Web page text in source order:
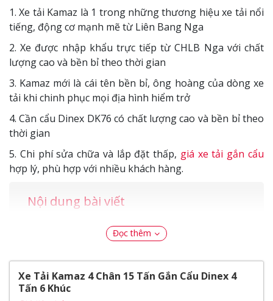
1. Xe tải Kamaz là 1 trong những thương hiệu xe tải nổi
tiếng, động cơ mạnh mẽ từ Liên Bang Nga
2. Xe được nhập khẩu trực tiếp từ CHLB Nga với chất
lượng cao và bền bỉ theo thời gian
3. Kamaz mới là cái tên bền bỉ, ông hoàng của dòng xe
tải khi chinh phục mọi địa hình hiểm trở
4. Cần cẩu Dinex DK76 có chất lượng cao và bền bỉ theo
thời gian
5. Chi phí sửa chữa và lắp đặt thấp, giá xe tải gắn cẩu
hợp lý, phù hợp với nhiều khách hàng.
Nội dung bài viết
Bậc lên xuống
Vô lăng
Vận hành
Đọc thêm
Xe Tải Kamaz 4 Chân 15 Tấn Gắn Cẩu Dinex 4
Tấn 6 Khúc